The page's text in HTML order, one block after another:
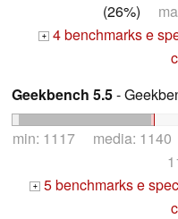
(26%)
+ 4 benchmarks e
Geekbench 5.5-
min: 1117 media:
+ 5 benchmarks e